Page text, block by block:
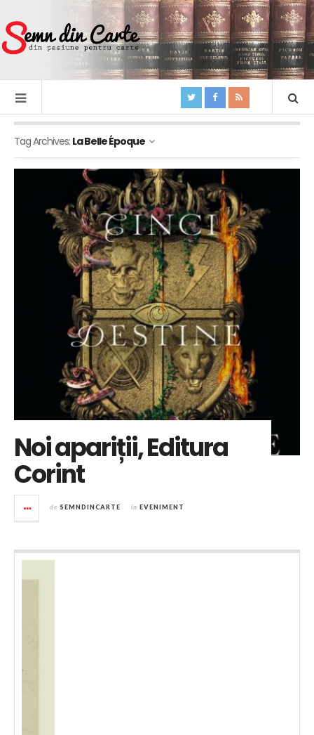
Tag Archives: La Belle Époque
Noi apariții, Editura
Corint
de SEMNDINCARTE în EVENIMENT